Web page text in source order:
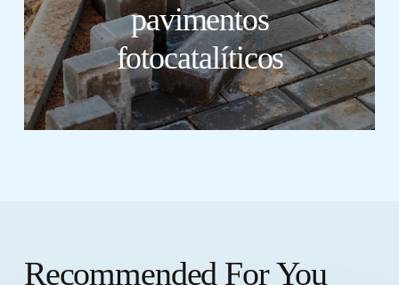
pavimentos
fotocatalíticos
Recommended For You